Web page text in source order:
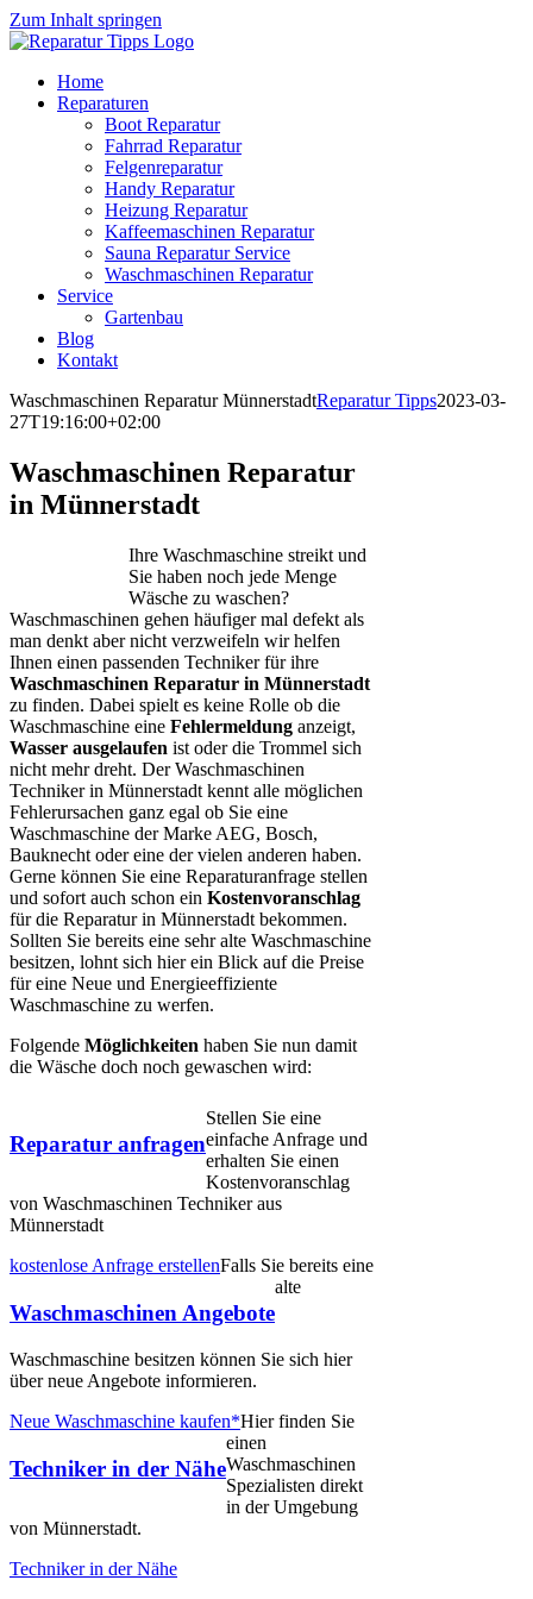
Zum Inhalt springen
Home
Reparaturen
Boot Reparatur
Fahrrad Reparatur
Felgenreparatur
Handy Reparatur
Heizung Reparatur
Kaffeemaschinen Reparatur
Sauna Reparatur Service
Waschmaschinen Reparatur
Service
Gartenbau
Blog
Kontakt
Waschmaschinen Reparatur MünnerstadtReparatur Tipps2023-03-
27T19:16:00+02:00
Waschmaschinen Reparatur
in Münnerstadt
Ihre Waschmaschine streikt und
Sie haben noch jede Menge
Wäsche zu waschen?
Waschmaschinen gehen häufiger mal defekt als
man denkt aber nicht verzweifeln wir helfen
Ihnen einen passenden Techniker für ihre
Waschmaschinen Reparatur in Münnerstadt
zu finden. Dabei spielt es keine Rolle ob die
Waschmaschine eine Fehlermeldung anzeigt,
Wasser ausgelaufen ist oder die Trommel sich
nicht mehr dreht. Der Waschmaschinen
Techniker in Münnerstadt kennt alle möglichen
Fehlerursachen ganz egal ob Sie eine
Waschmaschine der Marke AEG, Bosch,
Bauknecht oder eine der vielen anderen haben.
Gerne können Sie eine Reparaturanfrage stellen
und sofort auch schon ein Kostenvoranschlag
für die Reparatur in Münnerstadt bekommen.
Sollten Sie bereits eine sehr alte Waschmaschine
besitzen, lohnt sich hier ein Blick auf die Preise
für eine Neue und Energieeffiziente
Waschmaschine zu werfen.
Folgende Möglichkeiten haben Sie nun damit
die Wäsche doch noch gewaschen wird:
Reparatur anfragen
Stellen Sie eine
einfache Anfrage und
erhalten Sie einen
Kostenvoranschlag
von Waschmaschinen Techniker aus
Münnerstadt
kostenlose Anfrage erstellen
Waschmaschinen Angebote
Falls Sie bereits eine
alte
Waschmaschine besitzen können Sie sich hier
über neue Angebote informieren.
Neue Waschmaschine kaufen*
Techniker in der Nähe
Hier finden Sie
einen
Waschmaschinen
Spezialisten direkt
in der Umgebung
von Münnerstadt.
Techniker in der Nähe